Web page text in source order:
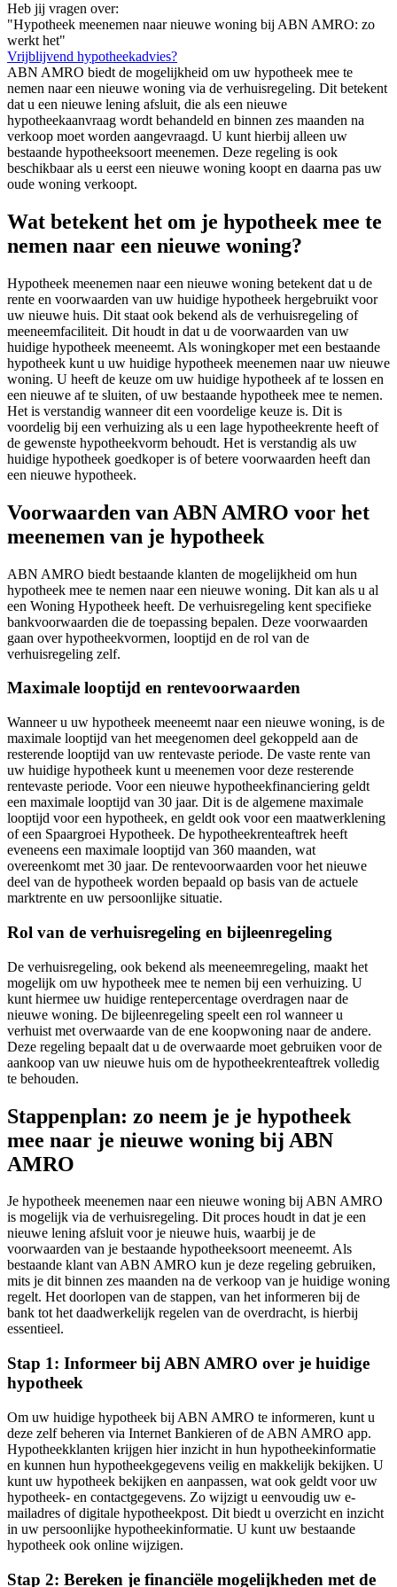
Heb jij vragen over:
"Hypotheek meenemen naar nieuwe woning bij ABN AMRO: zo
werkt het"
Vrijblijvend hypotheekadvies?
ABN AMRO biedt de mogelijkheid om uw hypotheek mee te
nemen naar een nieuwe woning via de verhuisregeling. Dit betekent
dat u een nieuwe lening afsluit, die als een nieuwe
hypotheekaanvraag wordt behandeld en binnen zes maanden na
verkoop moet worden aangevraagd. U kunt hierbij alleen uw
bestaande hypotheeksoort meenemen. Deze regeling is ook
beschikbaar als u eerst een nieuwe woning koopt en daarna pas uw
oude woning verkoopt.
Wat betekent het om je hypotheek mee te
nemen naar een nieuwe woning?
Hypotheek meenemen naar een nieuwe woning betekent dat u de
rente en voorwaarden van uw huidige hypotheek hergebruikt voor
uw nieuwe huis. Dit staat ook bekend als de verhuisregeling of
meeneemfaciliteit. Dit houdt in dat u de voorwaarden van uw
huidige hypotheek meeneemt. Als woningkoper met een bestaande
hypotheek kunt u uw huidige hypotheek meenemen naar uw nieuwe
woning. U heeft de keuze om uw huidige hypotheek af te lossen en
een nieuwe af te sluiten, of uw bestaande hypotheek mee te nemen.
Het is verstandig wanneer dit een voordelige keuze is. Dit is
voordelig bij een verhuizing als u een lage hypotheekrente heeft of
de gewenste hypotheekvorm behoudt. Het is verstandig als uw
huidige hypotheek goedkoper is of betere voorwaarden heeft dan
een nieuwe hypotheek.
Voorwaarden van ABN AMRO voor het
meenemen van je hypotheek
ABN AMRO biedt bestaande klanten de mogelijkheid om hun
hypotheek mee te nemen naar een nieuwe woning. Dit kan als u al
een Woning Hypotheek heeft. De verhuisregeling kent specifieke
bankvoorwaarden die de toepassing bepalen. Deze voorwaarden
gaan over hypotheekvormen, looptijd en de rol van de
verhuisregeling zelf.
Maximale looptijd en rentevoorwaarden
Wanneer u uw hypotheek meeneemt naar een nieuwe woning, is de
maximale looptijd van het meegenomen deel gekoppeld aan de
resterende looptijd van uw rentevaste periode. De vaste rente van
uw huidige hypotheek kunt u meenemen voor deze resterende
rentevaste periode. Voor een nieuwe hypotheekfinanciering geldt
een maximale looptijd van 30 jaar. Dit is de algemene maximale
looptijd voor een hypotheek, en geldt ook voor een maatwerklening
of een Spaargroei Hypotheek. De hypotheekrenteaftrek heeft
eveneens een maximale looptijd van 360 maanden, wat
overeenkomt met 30 jaar. De rentevoorwaarden voor het nieuwe
deel van de hypotheek worden bepaald op basis van de actuele
marktrente en uw persoonlijke situatie.
Rol van de verhuisregeling en bijleenregeling
De verhuisregeling, ook bekend als meeneemregeling, maakt het
mogelijk om uw hypotheek mee te nemen bij een verhuizing. U
kunt hiermee uw huidige rentepercentage overdragen naar de
nieuwe woning. De bijleenregeling speelt een rol wanneer u
verhuist met overwaarde van de ene koopwoning naar de andere.
Deze regeling bepaalt dat u de overwaarde moet gebruiken voor de
aankoop van uw nieuwe huis om de hypotheekrenteaftrek volledig
te behouden.
Stappenplan: zo neem je je hypotheek
mee naar je nieuwe woning bij ABN
AMRO
Je hypotheek meenemen naar een nieuwe woning bij ABN AMRO
is mogelijk via de verhuisregeling. Dit proces houdt in dat je een
nieuwe lening afsluit voor je nieuwe huis, waarbij je de
voorwaarden van je bestaande hypotheeksoort meeneemt. Als
bestaande klant van ABN AMRO kun je deze regeling gebruiken,
mits je dit binnen zes maanden na de verkoop van je huidige woning
regelt. Het doorlopen van de stappen, van het informeren bij de
bank tot het daadwerkelijk regelen van de overdracht, is hierbij
essentieel.
Stap 1: Informeer bij ABN AMRO over je huidige
hypotheek
Om uw huidige hypotheek bij ABN AMRO te informeren, kunt u
deze zelf beheren via Internet Bankieren of de ABN AMRO app.
Hypotheekklanten krijgen hier inzicht in hun hypotheekinformatie
en kunnen hun hypotheekgegevens veilig en makkelijk bekijken. U
kunt uw hypotheek bekijken en aanpassen, wat ook geldt voor uw
hypotheek- en contactgegevens. Zo wijzigt u eenvoudig uw e-
mailadres of digitale hypotheekpost. Dit biedt u overzicht en inzicht
in uw persoonlijke hypotheekinformatie. U kunt uw bestaande
hypotheek ook online wijzigen.
Stap 2: Bereken je financiële mogelijkheden met de